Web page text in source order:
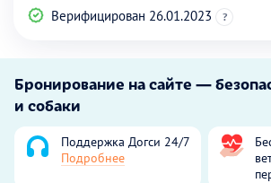
Верифицирован 26.01.2023
?
Бронирование на сайте —
и собаки
Поддержка Догси 24/7
Подробнее